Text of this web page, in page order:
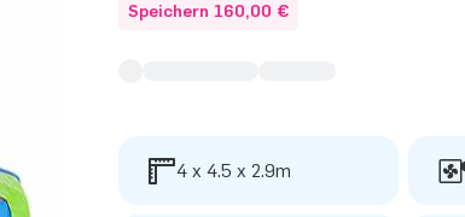
Speichern 160,00 €
4 x 4.5 x 2.9m